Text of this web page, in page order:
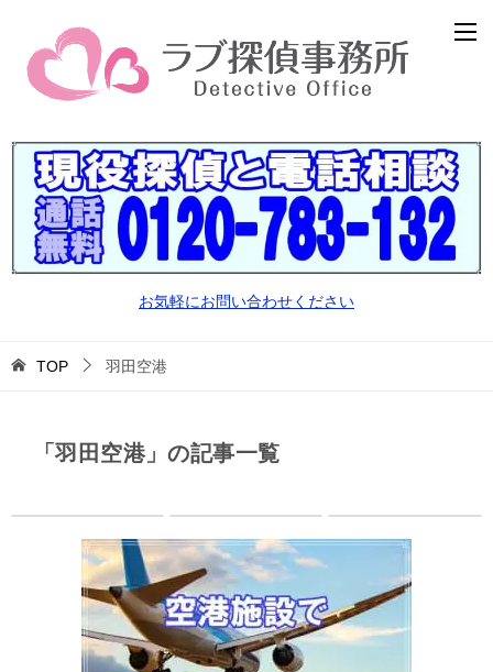
お気軽にお問い合わせください
TOP 羽田空港
「羽田空港」の記事一覧